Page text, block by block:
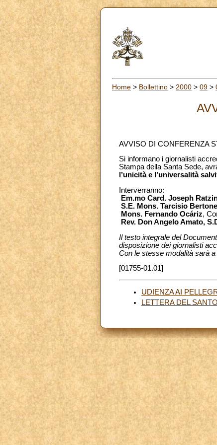
Home > Bollettino > 2000 > 09 >
AVVISO DI CONFERENZA
Si informano i giornalisti
Stampa della Santa Sede,
l’unicità e l’universalità
Interverranno:
Em.mo Card. Joseph
S.E. Mons. Tarcisio Bertone
Mons. Fernando Ocáriz,
Rev. Don Angelo Amato,
Il testo integrale del
disposizione dei giornalisti
Con le stesse modalità sarà
[01755-01.01]
UDIENZA AI
LETTERA DEL